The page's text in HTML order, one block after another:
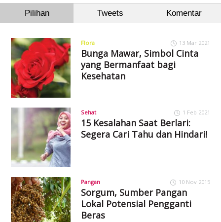
Pilihan Tweets Komentar
Flora 13 Mar 2021
Bunga Mawar, Simbol Cinta
yang Bermanfaat bagi
Kesehatan
Sehat 1 Feb 2021
15 Kesalahan Saat Berlari:
Segera Cari Tahu dan Hindari!
Pangan 10 Nov 2015
Sorgum, Sumber Pangan
Lokal Potensial Pengganti
Beras